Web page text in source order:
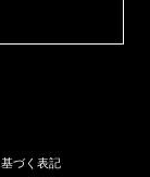
づく表記